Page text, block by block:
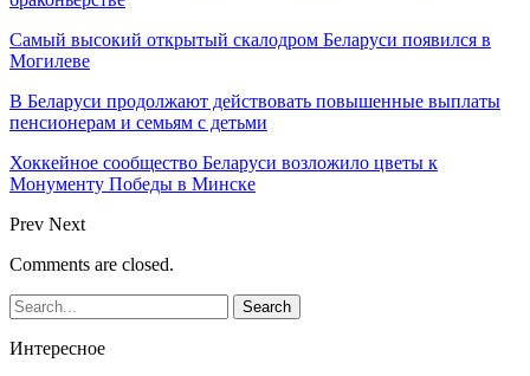
Самый высокий открытый скалодром Беларуси появился в
Могилеве
В Беларуси продолжают действовать повышенные выплаты
пенсионерам и семьям с детьми
Хоккейное сообщество Беларуси возложило цветы к
Монументу Победы в Минске
Prev Next
Comments are closed.
Интересное